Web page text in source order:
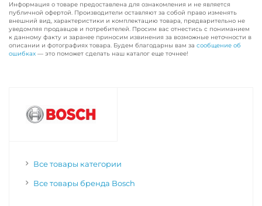
Информация о товаре предоставлена для ознакомления и не является
публичной офертой. Производители оставляют за собой право изменять
внешний вид, характеристики и комплектацию товара, предварительно не
уведомляя продавцов и потребителей. Просим вас отнестись с пониманием
к данному факту и заранее приносим извинения за возможные неточности в
описании и фотографиях товара. Будем благодарны вам за сообщение об
ошибках — это поможет сделать наш каталог еще точнее!
Все товары категории
Все товары бренда Bosch